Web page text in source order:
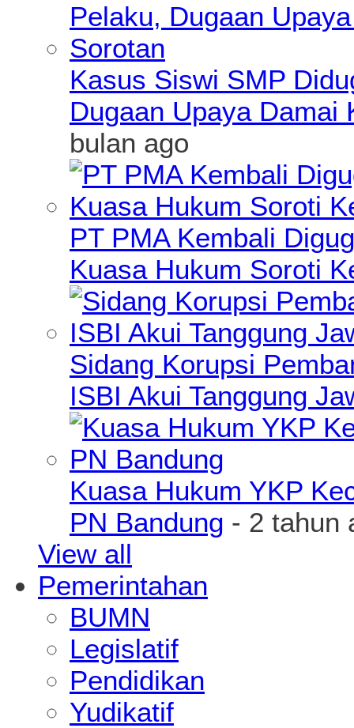
Kasus Siswi SMP
Dugaan Upaya Damai
bulan ago
PT PMA Kembali
Kuasa Hukum Soroti
Sidang Korupsi
ISBI Akui Tanggung
Kuasa Hukum YKP
PN Bandung - 2 tahun
View all
Pemerintahan
BUMN
Legislatif
Pendidikan
Yudikatif